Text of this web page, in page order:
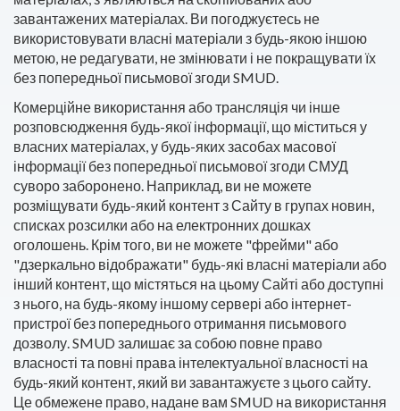
завантажених матеріалах. Ви погоджуєтесь не
використовувати власні матеріали з будь-якою іншою
метою, не редагувати, не змінювати і не покращувати їх
без попередньої письмової згоди SMUD.
Комерційне використання або трансляція чи інше
розповсюдження будь-якої інформації, що міститься у
власних матеріалах, у будь-яких засобах масової
інформації без попередньої письмової згоди СМУД
суворо заборонено. Наприклад, ви не можете
розміщувати будь-який контент з Сайту в групах новин,
списках розсилки або на електронних дошках
оголошень. Крім того, ви не можете "фрейми" або
"дзеркально відображати" будь-які власні матеріали або
інший контент, що містяться на цьому Сайті або доступні
з нього, на будь-якому іншому сервері або інтернет-
пристрої без попереднього отримання письмового
дозволу. SMUD залишає за собою повне право
власності та повні права інтелектуальної власності на
будь-який контент, який ви завантажуєте з цього сайту.
Це обмежене право, надане вам SMUD на використання